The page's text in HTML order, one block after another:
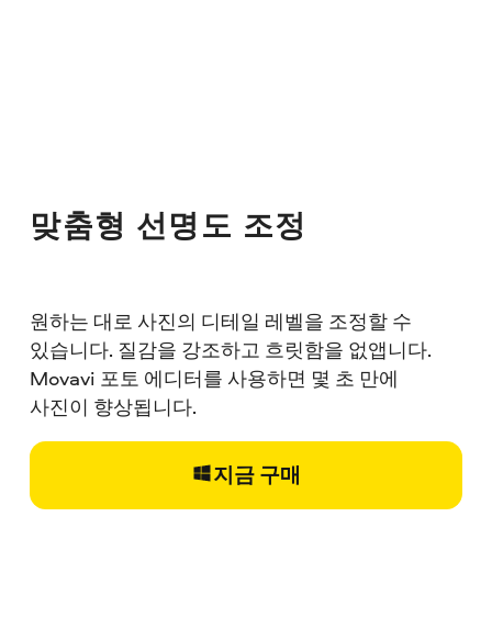
맞춤형 선명도 조정
원하는 대로 사진의 디테일 레벨을 조정할 수
있습니다. 질감을 강조하고 흐릿함을 없앱니다.
Movavi 포토 에디터를 사용하면 몇 초 만에
사진이 향상됩니다.
지금 구매